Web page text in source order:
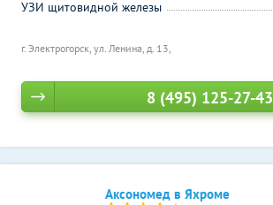
г. Электрогорск, ул. Ленина, д. 13,
УЗИ щитовидной железы
8 (495) 125-27-43
Аксономед в Яхроме